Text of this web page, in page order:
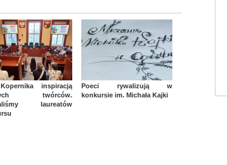
inspiracją
twórców.
laureatów
Poeci rywalizują w
konkursie im. Michała Kajki